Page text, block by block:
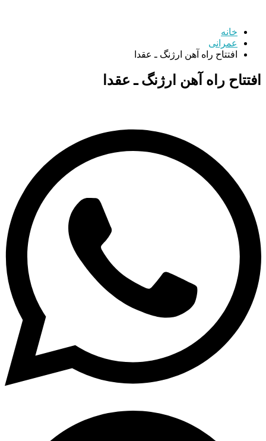
خانه
عمرانی
افتتاح راه آهن ارژنگ ـ عقدا
افتتاح راه آهن ارژنگ ـ عقدا